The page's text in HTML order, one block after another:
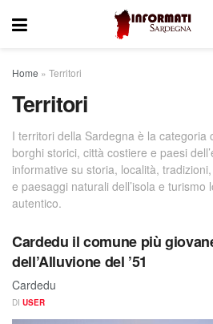
Home » Territori
Territori
I territori della Sardegna è la categoria
borghi storici, città costiere e paesi
informative su storia, località,
e paesaggi naturali dell’isola e turismo
autentico.
Cardedu il comune più
dell’Alluvione del ’51
Cardedu
DI USER